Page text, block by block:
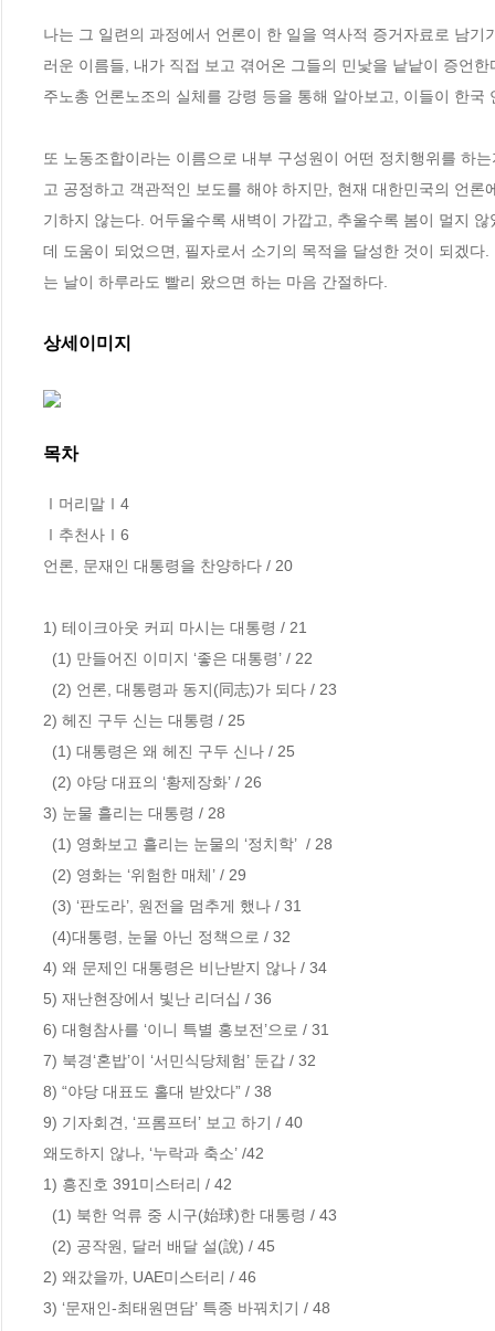
나는 그 일련의 과정에서 언론이 한 일을 역사적 증거자료로 남
러운 이름들, 내가 직접 보고 겪어온 그들의 민낯을 낱낱이 증언
주노총 언론노조의 실체를 강령 등을 통해 알아보고, 이들이 한
또 노동조합이라는 이름으로 내부 구성원이 어떤 정치행위를 하
고 공정하고 객관적인 보도를 해야 하지만, 현재 대한민국의 언
기하지 않는다. 어두울수록 새벽이 가깝고, 추울수록 봄이 멀지
데 도움이 되었으면, 필자로서 소기의 목적을 달성한 것이 되겠
는 날이 하루라도 빨리 왔으면 하는 마음 간절하다.
상세이미지
목차
Ⅰ머리말Ⅰ4
Ⅰ추천사Ⅰ6
언론, 문재인 대통령을 찬양하다 / 20
1) 테이크아웃 커피 마시는 대통령 / 21
2) 헤진 구두 신는 대통령 / 25
3) 눈물 흘리는 대통령 / 28
4) 왜 문제인 대통령은 비난받지 않나 / 34
5) 재난현장에서 빛난 리더십 / 36
6) 대형참사를 ‘이니 특별 홍보전’으로 / 31
7) 북경‘혼밥’이 ‘서민식당체험’ 둔갑 / 32
8) “야당 대표도 홀대 받았다” / 38
9) 기자회견, ‘프롬프터’ 보고 하기 / 40
왜도하지 않나, ‘누락과 축소’ /42
1) 흥진호 391미스터리 / 42
2) 왜갔을까, UAE미스터리 / 46
3) ‘문재인-최태원면담’ 특종 바꿔치기 / 48